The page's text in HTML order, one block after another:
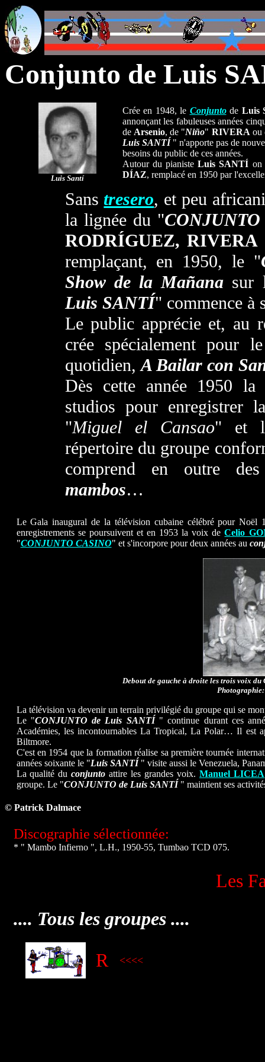
Conjunto de Luis
Luis Santí
Crée en 1948, le Conjuntode Luis
annonçant les fabuleuses années
de Arsenio, de "Niño" RIVERA ou
Luis SANTÍ " n'apporte pas de
besoins du public de ces années.
Autour du pianisteLuis SANTÍ on
DÍAZ, remplacé en 1950 par
Sans tresero, et peu
la lignée du "
RODRÍGUEZ, RIVERA
remplaçant, en 1950, le "
Show de la Mañana sur
Luis SANTÍ" commence à
Le public apprécie et, au
crée spécialement pour
quotidien,A Bailar con
Dès cette année 1950
studios pour enregistrer
"Miguel el Cansao" et
répertoire du groupe
comprend en outre
mambos…
Le Gala inaugural de la télévision cubaine célébré pour Noël
enregistrements se poursuivent et en 1953 la voix deCelio
"CONJUNTO CASINO" et s'incorpore pour deux années au
Debout de gauche à droite les trois voix
La télévision va devenir un terrain privilégié du groupe qui se
Le "CONJUNTO de Luis SANTÍ" continue durant ces
Académies, les incontournables La Tropical, La Polar… Il est
Biltmore.
C'est en 1954 que la formation réalise sa première tournée
années soixante le "Luis SANTÍ" visite aussi le Venezuela,
La qualité duconjunto attire les grandes voix.Manuel LICEA
groupe. Le "CONJUNTO de Luis SANTÍ" maintient ses
© Patrick Dalmace
Discographie sélectionnée:
* " Mambo Infierno ", L.H., 1950-55, Tumbao TCD 075.
Les
.... Tous les groupes ....
R
<<<<